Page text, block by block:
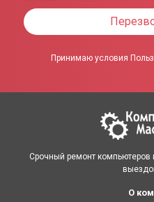
Принимаю условия
Срочный ремонт компьютеров
О